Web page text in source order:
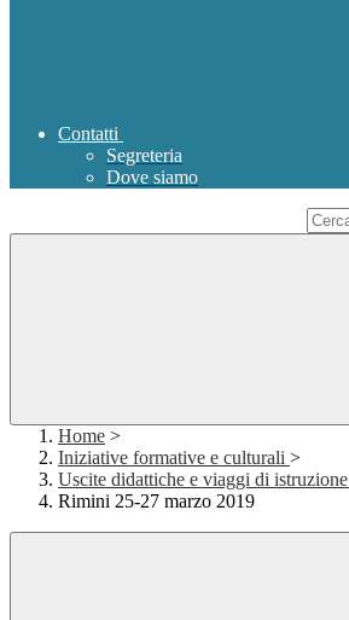
Contatti
Segreteria
Dove siamo
Home >
Iniziative formative e culturali >
Uscite didattiche e viaggi di istruzione
Rimini 25-27 marzo 2019